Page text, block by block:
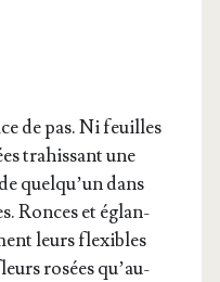
de pas. Ni feuilles
tra­his­sant une
quel­qu’un dans
Ronces et églan­
leurs flexibles
rosées qu’au­